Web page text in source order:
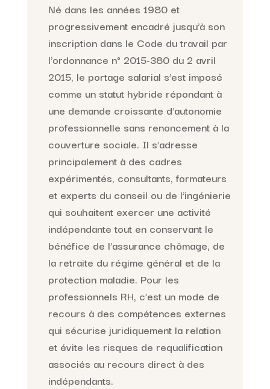
Né dans les années 1980 et
progressivement encadré jusqu’à son
inscription dans le Code du travail par
l’ordonnance n° 2015-380 du 2 avril
2015, le portage salarial s’est imposé
comme un statut hybride répondant à
une demande croissante d’autonomie
professionnelle sans renoncement à la
couverture sociale. Il s’adresse
principalement à des cadres
expérimentés, consultants, formateurs
et experts du conseil ou de l’ingénierie
qui souhaitent exercer une activité
indépendante tout en conservant le
bénéfice de l’assurance chômage, de
la retraite du régime général et de la
protection maladie. Pour les
professionnels RH, c’est un mode de
recours à des compétences externes
qui sécurise juridiquement la relation
et évite les risques de requalification
associés au recours direct à des
indépendants.